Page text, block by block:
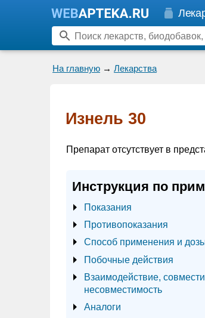
На главную → Лекарства
Изнель 30
Препарат отсутствует в
Инструкция по
Показания
Противопоказания
Способ применения и
Побочные действия
Взаимодействие,
несовместимость
Аналоги